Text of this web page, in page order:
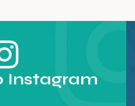
Instagram